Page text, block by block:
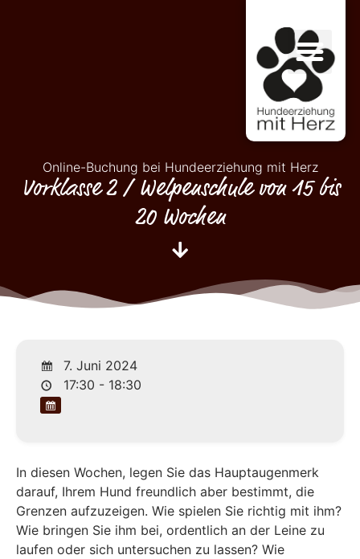
Online-Buchung bei Hundeerziehung mit Herz
Vorklasse 2 / Welpenschule von 15 bis
20 Wochen
7. Juni 2024
17:30 - 18:30
In diesen Wochen, legen Sie das Hauptaugenmerk
darauf, Ihrem Hund freundlich aber bestimmt, die
Grenzen aufzuzeigen. Wie spielen Sie richtig mit ihm?
Wie bringen Sie ihm bei, ordentlich an der Leine zu
laufen oder sich untersuchen zu lassen? Wie